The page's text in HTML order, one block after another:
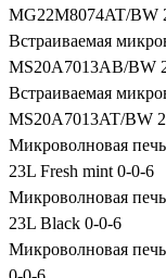
MG22M8074AT/BW
Встраиваемая
MS20A7013AB/BW
Встраиваемая
MS20A7013AT/BW
Микроволновая
23L Fresh mint 0-0-6
Микроволновая
23L Black 0-0-6
Микроволновая